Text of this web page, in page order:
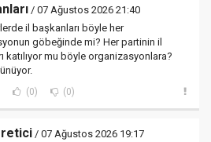
/ 07 Ağustos 2026 21:40
il başkanları böyle her
göbeğinde mi? Her partinin il
katılıyor mu böyle organizasyonlara?
(0) (0)
/ 07 Ağustos 2026 19:17